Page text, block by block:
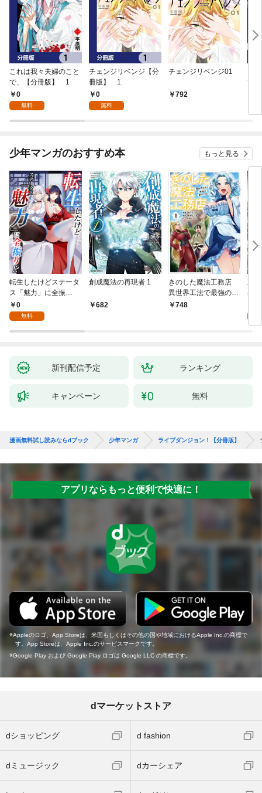
これは我々夫婦のこと
で、【分冊版】 1
0
無料
チェンジリベンジ【分
冊版】 1
0
無料
チェンジリベンジ01
792
で
少年マンガのおすすめ本 もっと見る
転生したけどステータ
ス「魅力」に全振
り！？(1)
0
無料
創成魔法の再現者 1
682
きのした魔法工務店
異世界工法で最強の家
づくりを（コミック）
748
兆
る
新刊配信予定 ランキング
キャンペーン 無料
漫画無料試し読みならdブック 少年マンガ ライブダンジョン！【分冊版】
アプリならもっと便利で快適に！
Appleのロゴ、App Storeは、米国もしくはその他の国や地域におけるApple Inc.の商標で
す。App Storeは、Apple Inc.のサービスマークです。
Google Play および Google Play ロゴは Google LLC の商標です。
dマーケットストア
dショッピング d fashion
dミュージック dカーシェア